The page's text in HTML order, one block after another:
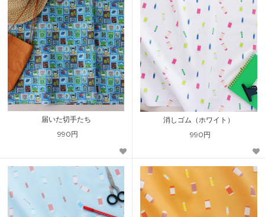
届いた切手たち
990円
消しゴム（ホワイト）
990円